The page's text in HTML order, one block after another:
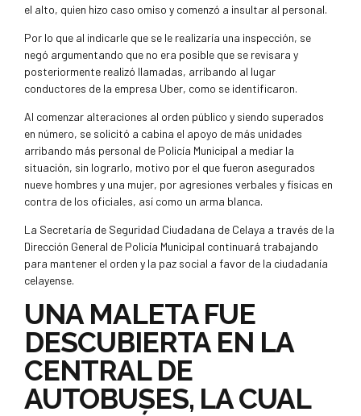
el alto, quien hizo caso omiso y comenzó a insultar al personal.
Por lo que al indicarle que se le realizaría una inspección, se
negó argumentando que no era posible que se revisara y
posteriormente realizó llamadas, arribando al lugar
conductores de la empresa Uber, como se identificaron.
Al comenzar alteraciones al orden público y siendo superados
en número, se solicitó a cabina el apoyo de más unidades
arribando más personal de Policía Municipal a mediar la
situación, sin lograrlo, motivo por el que fueron asegurados
nueve hombres y una mujer, por agresiones verbales y físicas en
contra de los oficiales, así como un arma blanca.
La Secretaría de Seguridad Ciudadana de Celaya a través de la
Dirección General de Policía Municipal continuará trabajando
para mantener el orden y la paz social a favor de la ciudadanía
celayense.
UNA MALETA FUE
DESCUBIERTA EN LA
CENTRAL DE
AUTOBUSES, LA CUAL